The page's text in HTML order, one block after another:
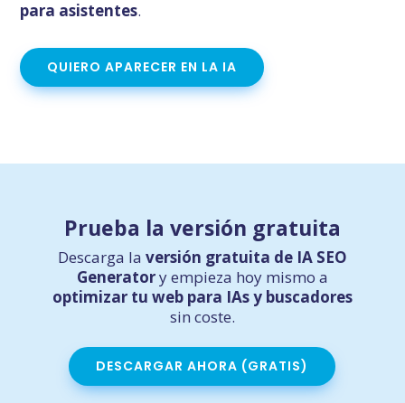
para asistentes.
QUIERO APARECER EN LA IA
Prueba la versión gratuita
Descarga la versión gratuita de IA SEO
Generatory empieza hoy mismo a
optimizar tu web para IAs y buscadores
sin coste.
DESCARGAR AHORA (GRATIS)